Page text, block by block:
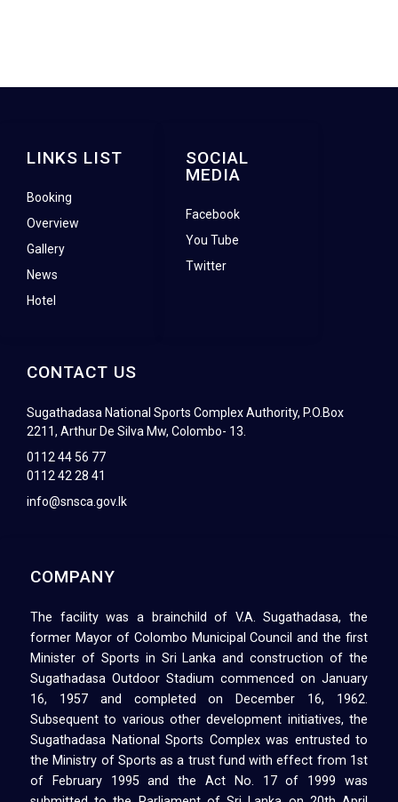
COMPANY
The facility was a brainchild of V.A. Sugathadasa, the
former Mayor of Colombo Municipal Council and the first
Minister of Sports in Sri Lanka and construction of the
Sugathadasa Outdoor Stadium commenced on January
16, 1957 and completed on December 16, 1962.
Subsequent to various other development initiatives, the
Sugathadasa National Sports Complex was entrusted to
the Ministry of Sports as a trust fund with effect from 1st
of February 1995 and the Act No. 17 of 1999 was
CONTACT US
Sugathadasa National Sports Complex Authority, P.O.Box
2211, Arthur De Silva Mw, Colombo- 13.
0112 44 56 77
0112 42 28 41
info@snsca.gov.lk
SOCIAL
MEDIA
Facebook
You Tube
Twitter
LINKS LIST
Booking
Overview
Gallery
News
Hotel